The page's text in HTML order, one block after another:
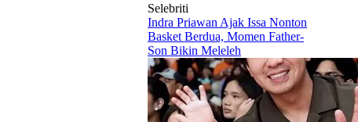
Selebriti
Indra Priawan Ajak Issa Nonton
Basket Berdua, Momen Father-
Son Bikin Meleleh